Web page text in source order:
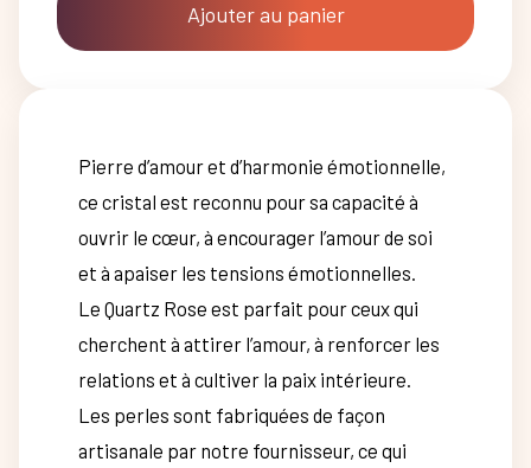
Ajouter au panier
Pierre d’amour et d’harmonie émotionnelle,
ce cristal est reconnu pour sa capacité à
ouvrir le cœur, à encourager l’amour de soi
et à apaiser les tensions émotionnelles.
Le Quartz Rose est parfait pour ceux qui
cherchent à attirer l’amour, à renforcer les
relations et à cultiver la paix intérieure.
Les perles sont fabriquées de façon
artisanale par notre fournisseur, ce qui